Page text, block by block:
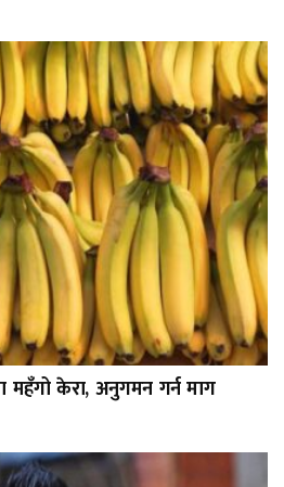
महँगो केरा, अनुगमन गर्न माग